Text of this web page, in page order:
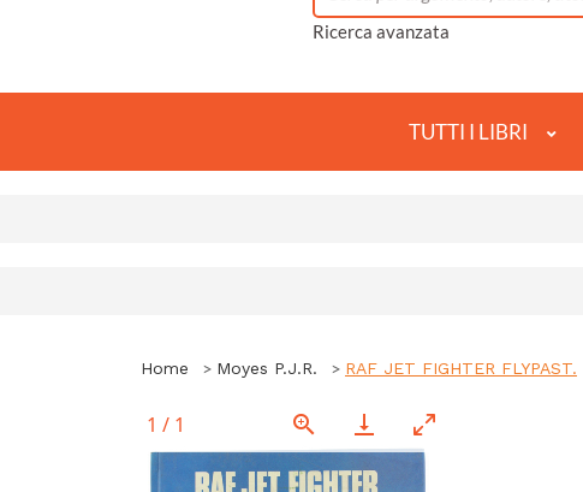
Ricerca avanzata
TUTTI I LIBRI
Home Moyes P.J.R. RAF JET FIGHTER FLYPAST.
1 / 1